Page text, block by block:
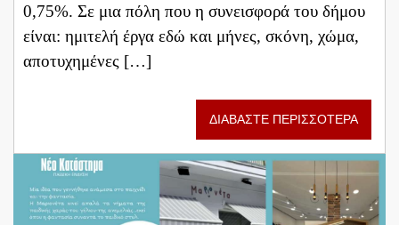
0,75%. Σε μια πόλη που η συνεισφορά του δήμου
είναι: ημιτελή έργα εδώ και μήνες, σκόνη, χώμα,
αποτυχημένες […]
ΔΙΑΒΑΣΤΕ ΠΕΡΙΣΣΟΤΕΡΑ